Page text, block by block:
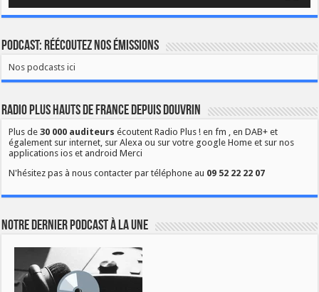
Podcast: Réécoutez nos émissions
Nos podcasts ici
Radio Plus Hauts de France depuis Douvrin
Plus de30 000 auditeurs écoutent Radio Plus ! en fm , en DAB+ et
également sur internet, sur Alexa ou sur votre google Home et sur nos
applications ios et android Merci
N'hésitez pas à nous contacter par téléphone au 09 52 22 22 07
Notre dernier podcast à la une